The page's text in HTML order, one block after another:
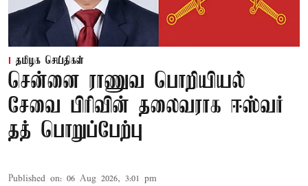
தமிழக செய்திகள்
சென்னை ராணுவ பொறியியல்
சேவை பிரிவின் தலைவராக ஈஸ்வர்
தத் பொறுப்பேற்பு
Published on: 06 Aug 2026, 3:01 pm